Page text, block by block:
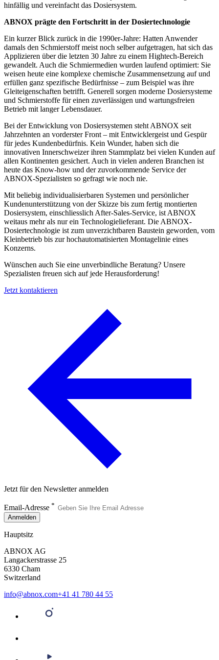
hinfällig und vereinfacht das Dosiersystem.
ABNOX prägte den Fortschritt in der Dosiertechnologie
Ein kurzer Blick zurück in die 1990er-Jahre: Hatten Anwender
damals den Schmierstoff meist noch selber aufgetragen, hat sich das
Applizieren über die letzten 30 Jahre zu einem Hightech-Bereich
gewandelt. Auch die Schmiermedien wurden laufend optimiert: Sie
weisen heute eine komplexe chemische Zusammensetzung auf und
erfüllen ganz spezifische Bedürfnisse – zum Beispiel was ihre
Gleiteigenschaften betrifft. Generell sorgen moderne Dosiersysteme
und Schmierstoffe für einen zuverlässigen und wartungsfreien
Betrieb mit langer Lebensdauer.
Bei der Entwicklung von Dosiersystemen steht ABNOX seit
Jahrzehnten an vorderster Front – mit Entwicklergeist und Gespür
für jedes Kundenbedürfnis. Kein Wunder, haben sich die
innovativen Innerschweizer ihren Stammplatz bei vielen Kunden auf
allen Kontinenten gesichert. Auch in vielen anderen Branchen ist
heute das Know-how und der zuvorkommende Service der
ABNOX-Spezialisten so gefragt wie noch nie.
Mit beliebig individualisierbaren Systemen und persönlicher
Kundenunterstützung von der Skizze bis zum fertig montierten
Dosiersystem, einschliesslich After-Sales-Service, ist ABNOX
weitaus mehr als nur ein Technologielieferant. Die ABNOX-
Dosiertechnologie ist zum unverzichtbaren Baustein geworden, vom
Kleinbetrieb bis zur hochautomatisierten Montagelinie eines
Konzerns.
Wünschen auch Sie eine unverbindliche Beratung? Unsere
Spezialisten freuen sich auf jede Herausforderung!
Jetzt kontaktieren
Jetzt für den Newsletter anmelden
Email-Adresse *
Anmelden
Hauptsitz
ABNOX AG
Langackerstrasse 25
6330 Cham
Switzerland
info@abnox.com+41 41 780 44 55